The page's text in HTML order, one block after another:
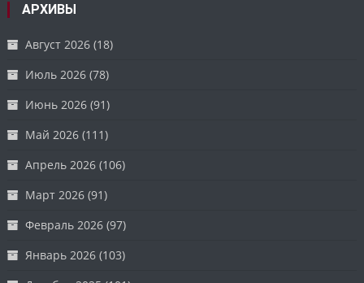
АРХИВЫ
Август 2026 (18)
Июль 2026 (78)
Июнь 2026 (91)
Май 2026 (111)
Апрель 2026 (106)
Март 2026 (91)
Февраль 2026 (97)
Январь 2026 (103)